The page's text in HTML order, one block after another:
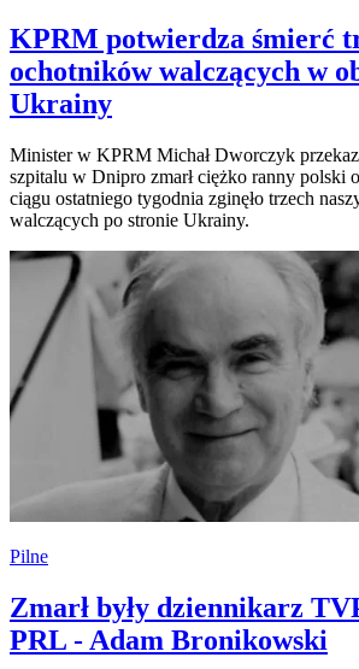
KPRM potwierdza śmierć
ochotników walczących w
Ukrainy
Minister w KPRM Michał Dworczyk
szpitalu w Dnipro zmarł ciężko ranny polski
ciągu ostatniego tygodnia zginęło trzech
walczących po stronie Ukrainy.
Pilne
Zmarł były dziennikarz
PRL - Adam Bronikowski